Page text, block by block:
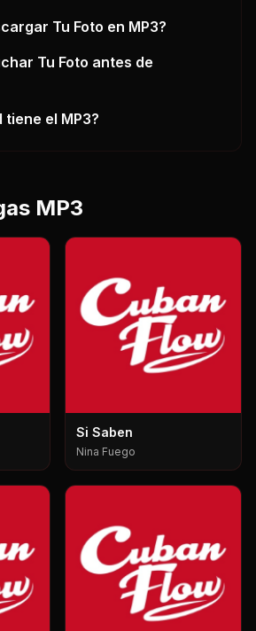
Tu Foto en MP3?
Tu Foto antes de
tiene el MP3?
MP3
Si Saben
Nina Fuego